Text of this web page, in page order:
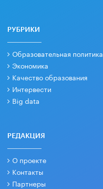
РУБРИКИ
Образовательная политика
Экономика
Качество образования
Интервести
Big data
РЕДАКЦИЯ
О проекте
Контакты
Партнеры